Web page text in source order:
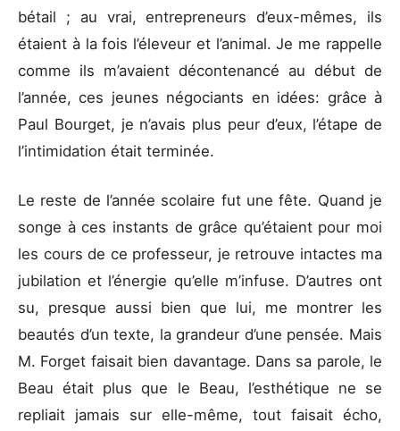
bétail ; au vrai, entrepreneurs d’eux-mêmes, ils
étaient à la fois l’éleveur et l’animal. Je me rappelle
comme ils m’avaient décontenancé au début de
l’année, ces jeunes négociants en idées: grâce à
Paul Bourget, je n’avais plus peur d’eux, l’étape de
l’intimidation était terminée.
Le reste de l’année scolaire fut une fête. Quand je
songe à ces instants de grâce qu’étaient pour moi
les cours de ce professeur, je retrouve intactes ma
jubilation et l’énergie qu’elle m’infuse. D’autres ont
su, presque aussi bien que lui, me montrer les
beautés d’un texte, la grandeur d’une pensée. Mais
M. Forget faisait bien davantage. Dans sa parole, le
Beau était plus que le Beau, l’esthétique ne se
repliait jamais sur elle-même, tout faisait écho,